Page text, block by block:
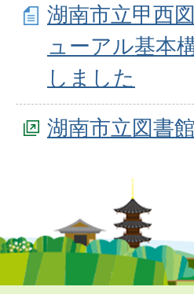
湖南市立甲西
ューアル基本
しました
湖南市立図書館